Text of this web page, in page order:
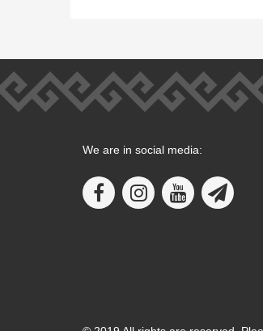
We are in social media: